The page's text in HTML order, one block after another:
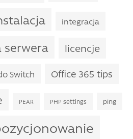
integracja
serwera licencje
Switch Office 365 tips
PEAR PHP settings ping